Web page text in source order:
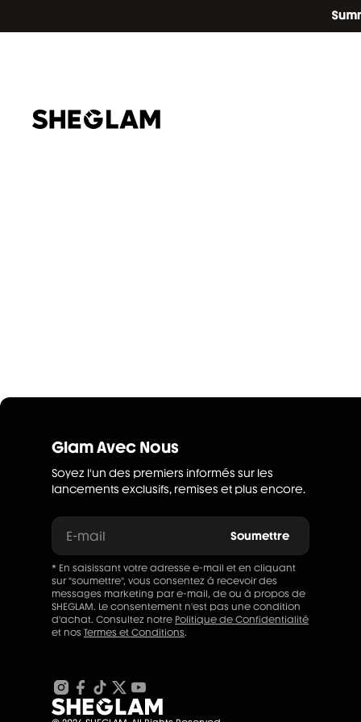
Glam Avec Nous
Soyez l'un des premiers informés sur les
lancements exclusifs, remises et plus encore.
E-mail Soumettre
* En saisissant votre adresse e-mail et en cliquant
sur "soumettre", vous consentez à recevoir des
messages marketing par e-mail, de ou à propos de
SHEGLAM. Le consentement n'est pas une condition
d'achat. Consultez notre Politique de Confidentialité
et nos Termes et Conditions.